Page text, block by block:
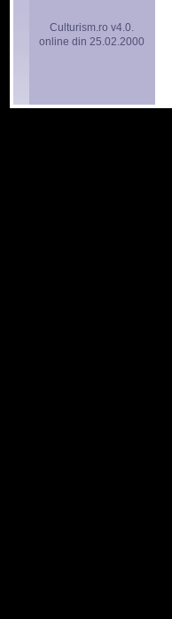
Culturism.ro v4.0.
online din 25.02.2000